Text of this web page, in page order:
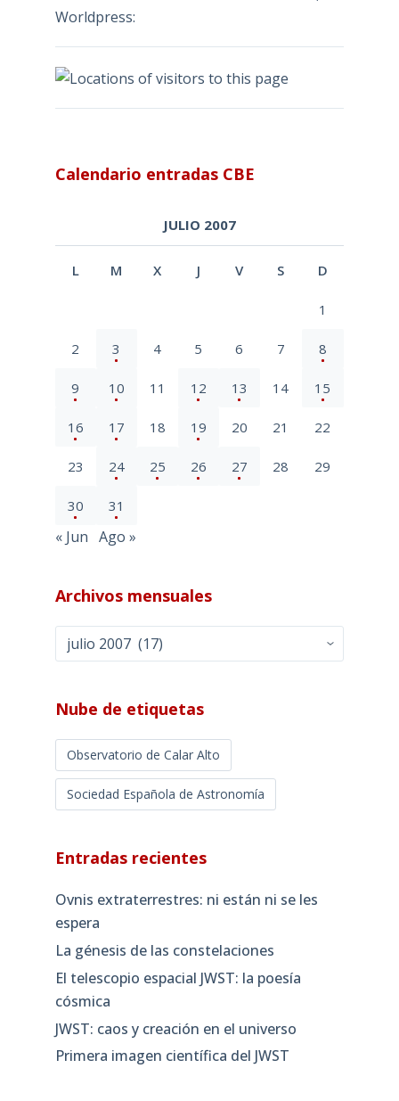
Worldpress:
Calendario entradas CBE
JULIO 2007
L M X J V S D
1
2 3 4 5 6 7 8
9 10 11 12 13 14 15
16 17 18 19 20 21 22
23 24 25 26 27 28 29
30 31
« Jun Ago »
Archivos mensuales
Archivos
mensuales
Nube de etiquetas
Observatorio de Calar Alto
Sociedad Española de Astronomía
Entradas recientes
Ovnis extraterrestres: ni están ni se les
espera
La génesis de las constelaciones
El telescopio espacial JWST: la poesía
cósmica
JWST: caos y creación en el universo
Primera imagen científica del JWST